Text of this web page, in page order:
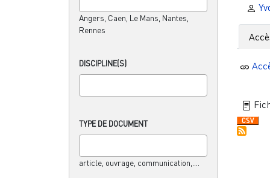
Angers, Caen, Le Mans, Nantes,
Rennes
DISCIPLINE(S)
TYPE DE DOCUMENT
article, ouvrage, communication,....